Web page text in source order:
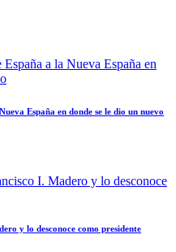
España en donde se le dio un nuevo
y lo desconoce como presidente